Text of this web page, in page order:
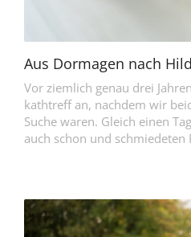
Aus Dormagen nach
Vor ziemlich genau drei
kathtreff an, nachdem wir
Suche waren. Gleich einen
auch schon und schmiedeten